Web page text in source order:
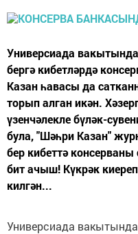
Универсиада
бергә кибетләрдә
Казан һавасы да
торып алган икән.
үзенчәлекле бүләк-
була, "Шәһри Казан"
бер кибеттә
бит ачыш! Күкрәк
килгән...
Универсиада вакытында